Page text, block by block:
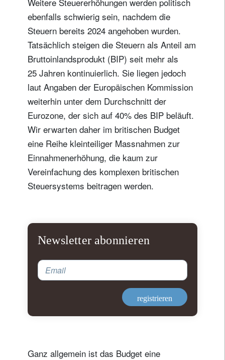
ebenfalls schwierig sein, nachdem die
Steuern bereits 2024 angehoben wurden.
Tatsächlich steigen die Steuern als Anteil am
Bruttoinlandsprodukt (BIP) seit mehr als
25 Jahren kontinuierlich. Sie liegen jedoch
laut Angaben der Europäischen Kommission
weiterhin unter dem Durchschnitt der
Eurozone, der sich auf 40% des BIP beläuft.
Wir erwarten daher im britischen Budget
eine Reihe kleinteiliger Massnahmen zur
Einnahmenerhöhung, die kaum zur
Vereinfachung des komplexen britischen
Steuersystems beitragen werden.
Newsletter abonnieren
Email
registrieren
Ganz allgemein ist das Budget eine